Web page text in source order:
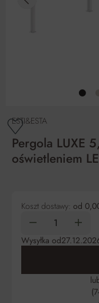
ESTI&ESTA
Pergola LUXE
oświetleniem
Koszt dostawy: od
Wysyłka od